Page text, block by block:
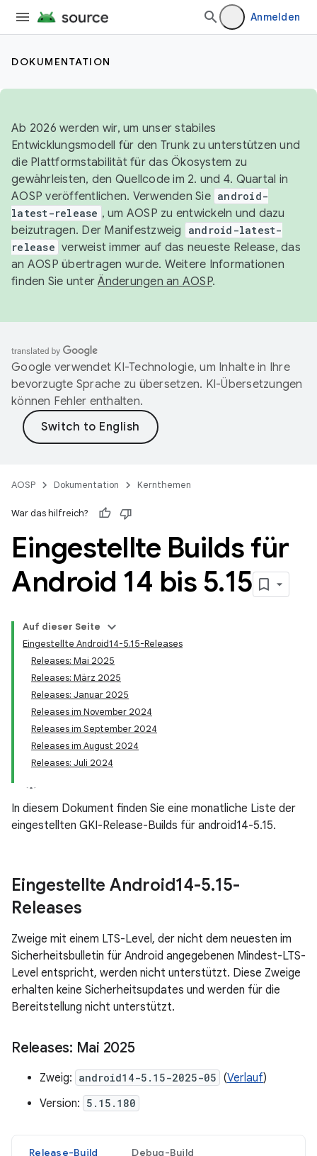
Anmelden
DOKUMENTATION
Ab 2026 werden wir, um unser stabiles
Entwicklungsmodell für den Trunk zu unterstützen und
die Plattformstabilität für das Ökosystem zu
gewährleisten, den Quellcode im 2. und 4. Quartal in
AOSP veröffentlichen. Verwenden Sie android-
latest-release , um AOSP zu entwickeln und dazu
beizutragen. Der Manifestzweig
android-latest-
release verweist immer auf das neueste Release, das
an AOSP übertragen wurde. Weitere Informationen
finden Sie unterÄnderungen an AOSP.
Google verwendet KI-Technologie, um Inhalte in Ihre
bevorzugte Sprache zu übersetzen. KI-Übersetzungen
können Fehler enthalten.
AOSP Dokumentation Kernthemen
War das hilfreich?
Eingestellte Builds für
Android 14 bis 5.15
Auf dieser Seite
Eingestellte Android14-5.15-Releases
Releases: Mai 2025
Releases: März 2025
Releases: Januar 2025
Releases im November 2024
Releases im September 2024
Releases im August 2024
Releases: Juli 2024
In diesem Dokument finden Sie eine monatliche Liste der
eingestellten GKI-Release-Builds für android14-5.15.
Eingestellte Android14-5.15-
Releases
Zweige mit einem LTS-Level, der nicht dem neuesten im
Sicherheitsbulletin für Android angegebenen Mindest-LTS-
Level entspricht, werden nicht unterstützt. Diese Zweige
erhalten keine Sicherheitsupdates und werden für die
Bereitstellung nicht unterstützt.
Releases: Mai 2025
Zweig: android14-5.15-2025-05 (Verlauf)
Version: 5.15.180
Release-Build Debug-Build